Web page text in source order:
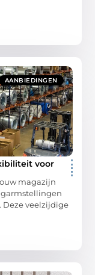
AANBIEDINGEN
voor
magazijn
Deze veelzijdige